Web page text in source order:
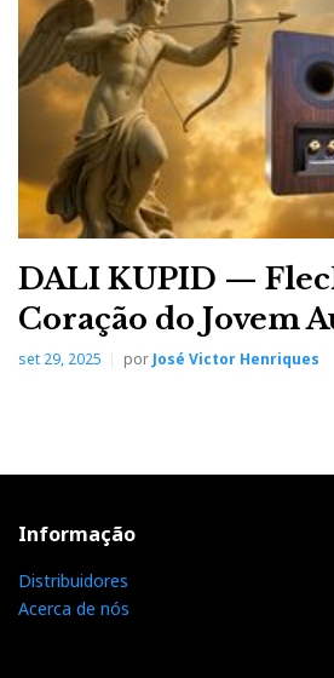
DALI KUPID —
Coração do Jovem
set 29, 2025 porJosé Victor Henriques
Informação
Distribuidores
Acerca de nós